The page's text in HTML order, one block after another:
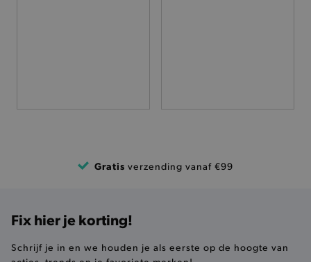
Gratis verzending vanaf €99
Fix hier je korting!
Schrijf je in en we houden je als eerste op de hoogte van
De strikt noodzakelijke cookies verbeteren jouw
niet jouw identiteit.